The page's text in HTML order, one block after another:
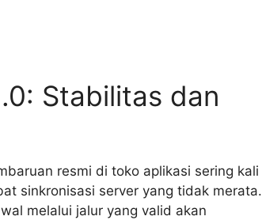
Stabilitas dan
resmi di toko aplikasi sering kali
sinkronisasi server yang tidak merata.
melalui jalur yang valid akan